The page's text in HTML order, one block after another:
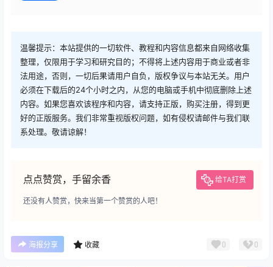
温馨提示：本站提供的一切软件、教程和内容信息都来自网络收集
整理，仅限用于学习和研究目的；不得将上述内容用于商业或者非
法用途，否则，一切后果请用户自负，版权争议与本站无关。用户
必须在下载后的24个小时之内，从您的电脑或手机中彻底删除上述
内容。如果您喜欢该程序和内容，请支持正版，购买注册，得到更
好的正版服务。我们非常重视版权问题，如有侵权请邮件与我们联
系处理。敬请谅解！
点点赞赏，手留余香 给TA打赏
还没有人赞赏，快来当第一个赞赏的人吧！
海报分享 收藏 0 0
广告